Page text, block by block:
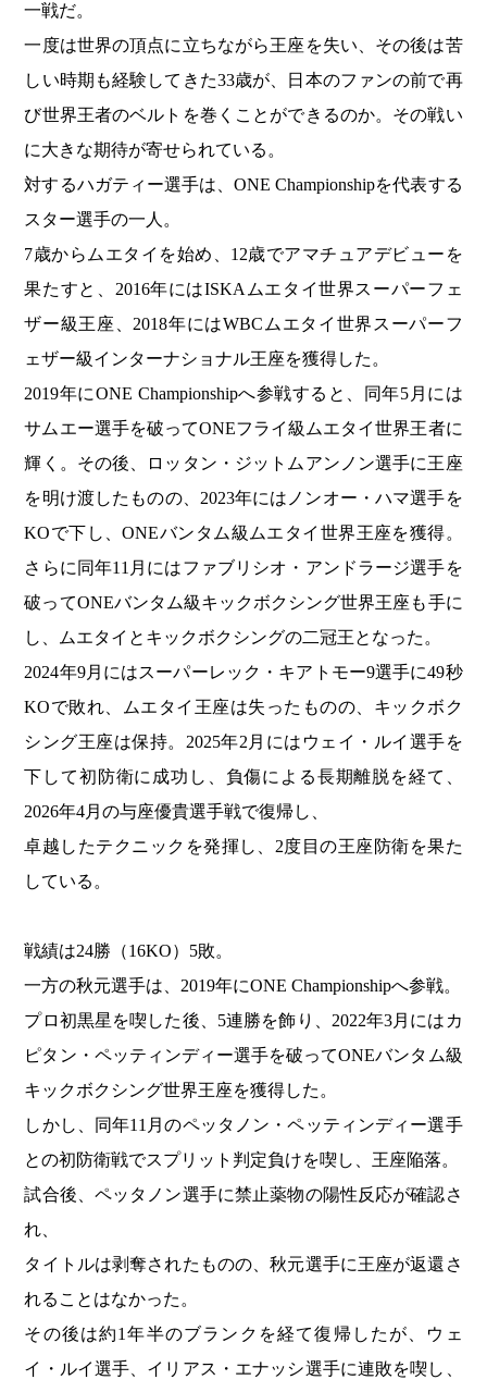
一戦だ。
一度は世界の頂点に立ちながら王座を失い、その後は苦
しい時期も経験してきた33歳が、日本のファンの前で再
び世界王者のベルトを巻くことができるのか。その戦い
に大きな期待が寄せられている。
対するハガティー選手は、ONE Championshipを代表する
スター選手の一人。
7歳からムエタイを始め、12歳でアマチュアデビューを
果たすと、2016年にはISKAムエタイ世界スーパーフェ
ザー級王座、2018年にはWBCムエタイ世界スーパーフ
ェザー級インターナショナル王座を獲得した。
2019年にONE Championshipへ参戦すると、同年5月には
サムエー選手を破ってONEフライ級ムエタイ世界王者に
輝く。その後、ロッタン・ジットムアンノン選手に王座
を明け渡したものの、2023年にはノンオー・ハマ選手を
KOで下し、ONEバンタム級ムエタイ世界王座を獲得。
さらに同年11月にはファブリシオ・アンドラージ選手を
破ってONEバンタム級キックボクシング世界王座も手に
し、ムエタイとキックボクシングの二冠王となった。
2024年9月にはスーパーレック・キアトモー9選手に49秒
KOで敗れ、ムエタイ王座は失ったものの、キックボク
シング王座は保持。2025年2月にはウェイ・ルイ選手を
下して初防衛に成功し、負傷による長期離脱を経て、
2026年4月の与座優貴選手戦で復帰し、
卓越したテクニックを発揮し、2度目の王座防衛を果た
している。
戦績は24勝（16KO）5敗。
一方の秋元選手は、2019年にONE Championshipへ参戦。
プロ初黒星を喫した後、5連勝を飾り、2022年3月にはカ
ピタン・ペッティンディー選手を破ってONEバンタム級
キックボクシング世界王座を獲得した。
しかし、同年11月のペッタノン・ペッティンディー選手
との初防衛戦でスプリット判定負けを喫し、王座陥落。
試合後、ペッタノン選手に禁止薬物の陽性反応が確認さ
れ、
タイトルは剥奪されたものの、秋元選手に王座が返還さ
れることはなかった。
その後は約1年半のブランクを経て復帰したが、ウェ
イ・ルイ選手、イリアス・エナッシ選手に連敗を喫し、